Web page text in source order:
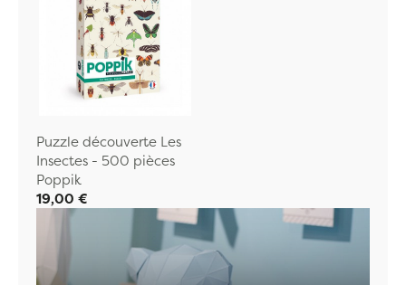
Puzzle découverte Les
Insectes - 500 pièces
Poppik
19,00 €